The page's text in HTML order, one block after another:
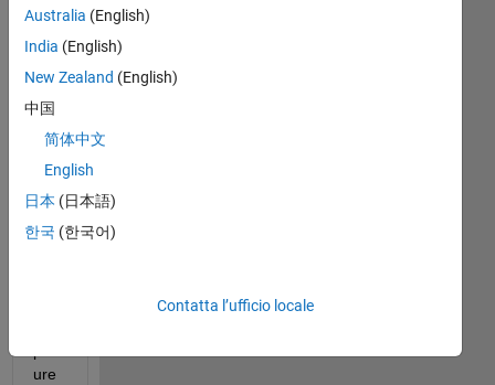
hav
e
an
rix
that
tryi
ng
ure
Australia (English)
India (English)
New Zealand (English)
中国
简体中文
English
日本 (日本語)
한국 (한국어)
Contatta l’ufficio locale